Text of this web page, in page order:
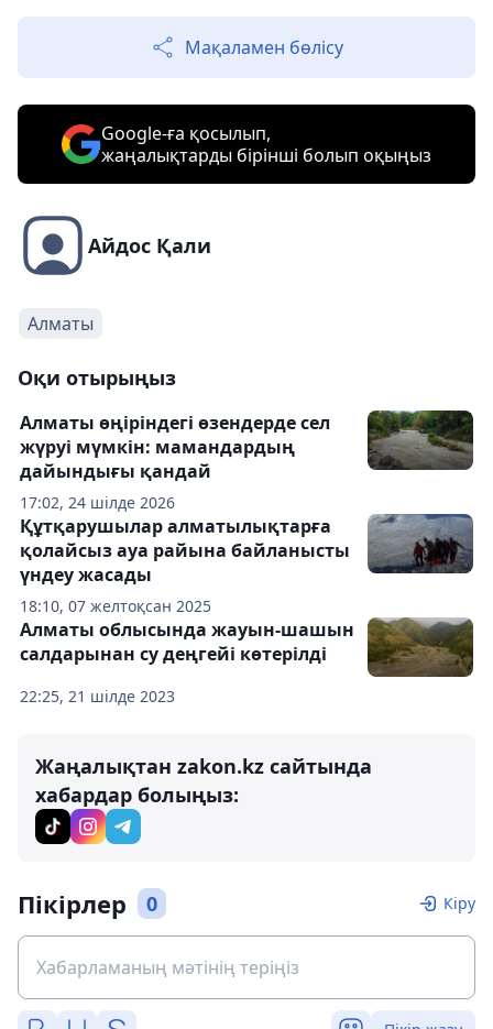
Мақаламен бөлісу
Google-ға қосылып,
жаңалықтарды бірінші болып оқыңыз
Айдос Қали
Алматы
Оқи отырыңыз
17:02, 24 шілде 2026
Алматы өңіріндегі өзендерде сел
жүруі мүмкін: мамандардың
дайындығы қандай
18:10, 07 желтоқсан 2025
Құтқарушылар алматылықтарға
қолайсыз ауа райына байланысты
үндеу жасады
22:25, 21 шілде 2023
Алматы облысында жауын-шашын
салдарынан су деңгейі көтерілді
Жаңалықтан zakon.kz сайтында
хабардар болыңыз:
Пікірлер 0 Кіру